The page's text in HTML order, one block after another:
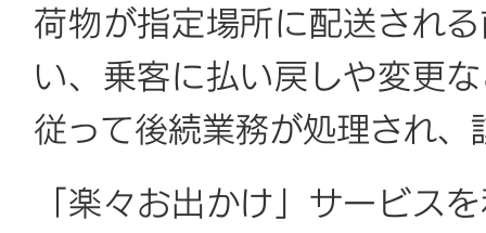
荷物が指定場所に配送され
い、乗客に払い戻しや変更
従って後続業務が処理され
「楽々お出かけ」サービス